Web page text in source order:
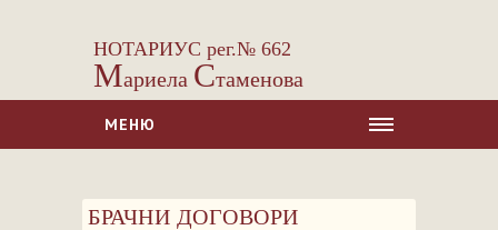
НОТАРИУС рег.№ 662
Мариела Стаменова
МЕНЮ
ЗА НАС
БРАЧНИ ДОГОВОРИ